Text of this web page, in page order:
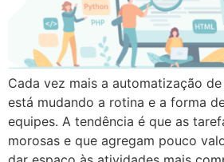
Cada vez mais a automatização
está mudando a rotina e a forma
equipes. A tendência é que as
morosas e que agregam pouco